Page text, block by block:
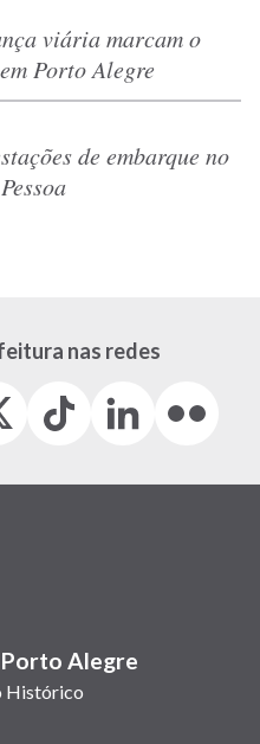
viária marcam o
Porto Alegre
de embarque no
nas redes
Tiktok
(link
em
LinkedIn
(link
em
(link
em
Alegre
Histórico